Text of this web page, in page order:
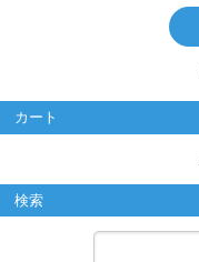
カート
検索